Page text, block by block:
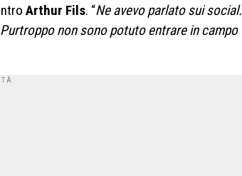
Arthur Fils. “Ne avevo parlato sui social.
non sono potuto entrare in campo